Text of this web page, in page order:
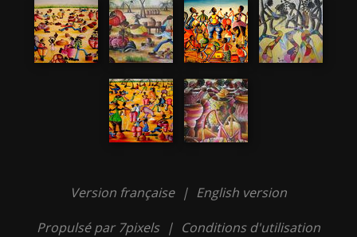
Version française | English version
Propulsé par 7pixels | Conditions d'utilisation